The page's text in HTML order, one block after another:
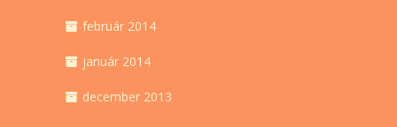
február 2014
január 2014
december 2013